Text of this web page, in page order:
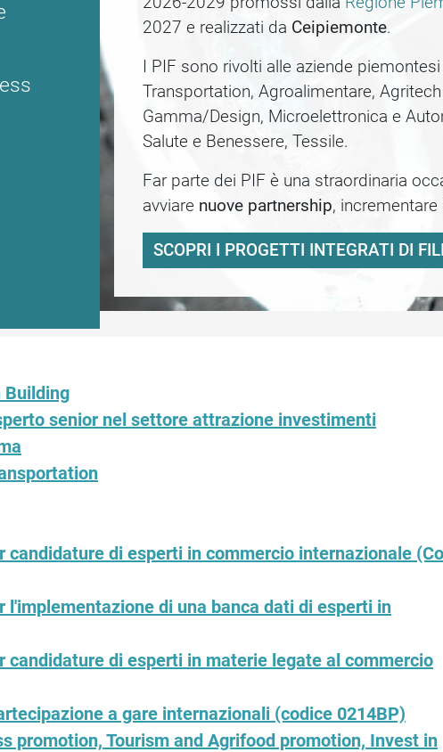
al 30 giugno 2016
Design
Building
senior nel settore attrazione investimenti
di esperti in commercio internazionale
di una banca dati di esperti in
di esperti in materie legate al commercio
a gare internazionali (codice 0214BP)
promotion, Tourism and Agrifood promotion, Invest in
2027 e realizzati da Ceipiemonte.
I PIF sono rivolti alle aziende
Transportation, Agroalimentare,
Gamma/Design, Microelettronica e
Salute e Benessere, Tessile.
Far parte dei PIF è una straordinaria
avviare nuove partnership, incrementare
SCOPRI I PROGETTI INTEGRATI DI
per restare aggiornato